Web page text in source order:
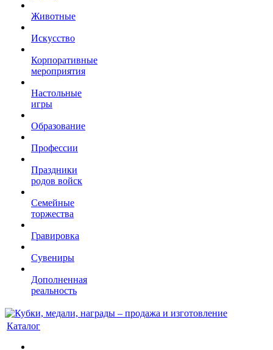
Животные
Искусство
Корпоративные
мероприятия
Настольные
игры
Образование
Профессии
Праздники
родов войск
Семейные
торжества
Гравировка
Сувениры
Дополненная
реальность
Каталог